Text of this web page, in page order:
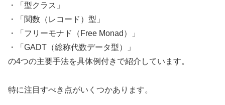
・「型クラス」
・「関数（レコード）型」
・「フリーモナド（Free Monad）」
・「GADT（総称代数データ型）」
の4つの主要手法を具体例付きで紹介しています。
特に注目すべき点がいくつかあります。